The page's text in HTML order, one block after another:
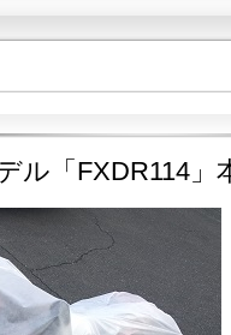
ル「FXDR114」